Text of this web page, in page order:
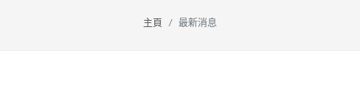
主頁 最新消息